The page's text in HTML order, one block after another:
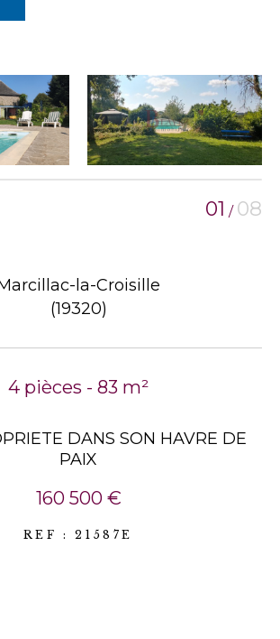
01 / 08
la-Croisille
(19320)
4 pièces - 83 m²
DANS SON HAVRE DE
PAIX
160 500 €
REF : 21587E